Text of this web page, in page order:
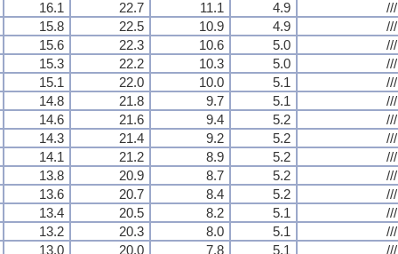
16.1 22.7 11.1 4.9 ///
15.8 22.5 10.9 4.9 ///
15.6 22.3 10.6 5.0 ///
15.3 22.2 10.3 5.0 ///
15.1 22.0 10.0 5.1 ///
14.8 21.8 9.7 5.1 ///
14.6 21.6 9.4 5.2 ///
14.3 21.4 9.2 5.2 ///
14.1 21.2 8.9 5.2 ///
13.8 20.9 8.7 5.2 ///
13.6 20.7 8.4 5.2 ///
13.4 20.5 8.2 5.1 ///
13.2 20.3 8.0 5.1 ///
13.0 20.0 7.8 5.1 ///